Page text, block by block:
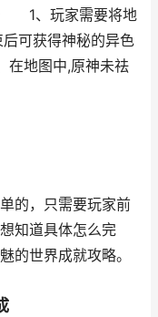
1、玩家需要将地
后可获得神秘的异色
地图中,原神未祛
的，只需要玩家前
知道具体怎么完
的世界成就攻略。